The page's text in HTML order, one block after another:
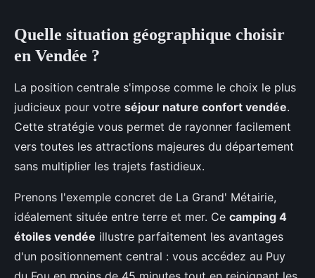
Quelle situation géographique choisir
en Vendée ?
La position centrale s'impose comme le choix le plus
judicieux pour votre séjour nature confort vendée.
Cette stratégie vous permet de rayonner facilement
vers toutes les attractions majeures du département
sans multiplier les trajets fastidieux.
Prenons l'exemple concret de La Grand' Métairie,
idéalement située entre terre et mer. Ce camping 4
étoiles vendée illustre parfaitement les avantages
d'un positionnement central : vous accédez au Puy